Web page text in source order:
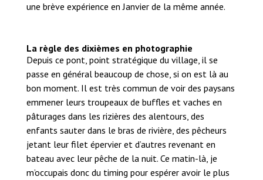
une brève expérience en Janvier de la même année.
La règle des dixièmes en photographie
Depuis ce pont, point stratégique du village, il se
passe en général beaucoup de chose, si on est là au
bon moment. Il est très commun de voir des paysans
emmener leurs troupeaux de buffles et vaches en
pâturages dans les rizières des alentours, des
enfants sauter dans le bras de rivière, des pêcheurs
jetant leur filet épervier et d’autres revenant en
bateau avec leur pêche de la nuit. Ce matin-là, je
m’occupais donc du timing pour espérer avoir le plus